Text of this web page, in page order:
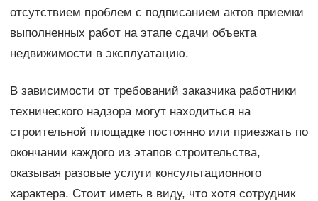
отсутствием проблем с подписанием актов приемки
выполненных работ на этапе сдачи объекта
недвижимости в эксплуатацию.
В зависимости от требований заказчика работники
технического надзора могут находиться на
строительной площадке постоянно или приезжать по
окончании каждого из этапов строительства,
оказывая разовые услуги консультационного
характера. Стоит иметь в виду, что хотя сотрудник